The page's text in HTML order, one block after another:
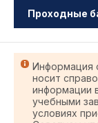
Проходные
Информация
носит
информации
учебными
условиях